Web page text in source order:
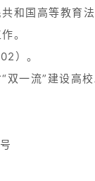
和国高等教育
。
）。
一流”建设高校